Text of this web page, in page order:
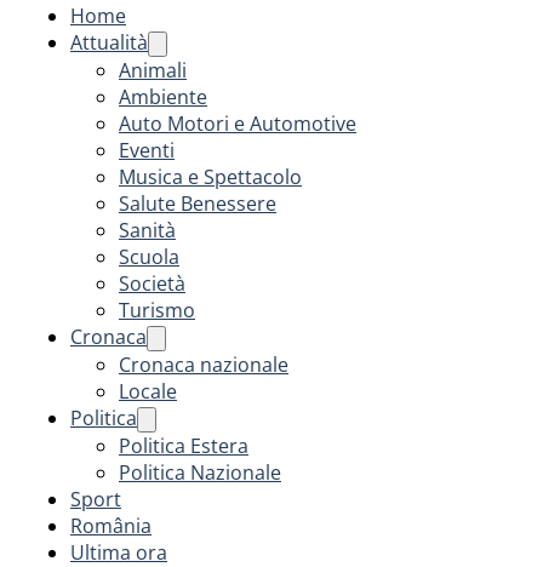
Home
Attualità
Animali
Ambiente
Auto Motori e Automotive
Eventi
Musica e Spettacolo
Salute Benessere
Sanità
Scuola
Società
Turismo
Cronaca
Cronaca nazionale
Locale
Politica
Politica Estera
Politica Nazionale
Sport
România
Ultima ora